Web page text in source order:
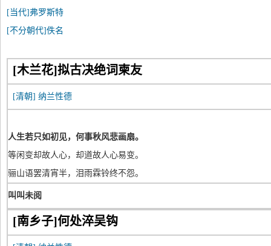
[当代]弗罗斯特
[不分朝代]佚名
[木兰花]拟古决绝词柬友
[清朝] 纳兰性德
人生若只如初见，何事秋风悲画扇。
等闲变却故人心，却道故人心易变。
骊山语罢清宵半，泪雨霖铃终不怨。
叫叫未阅
[南乡子]何处淬吴钩